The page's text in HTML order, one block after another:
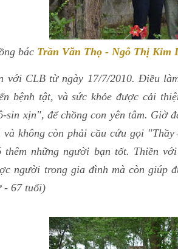
bác Trần Văn Thọ - Ngô Thị Kim
với CLB từ ngày 17/7/2010. Điều
bệnh tật, và sức khỏe được cải
sin xịn", để chồng con yên tâm. Giờ
và không còn phải cầu cứu gọi
thêm những người bạn tốt. Thiền
người trong gia đình mà còn giúp
- 67 tuổi)